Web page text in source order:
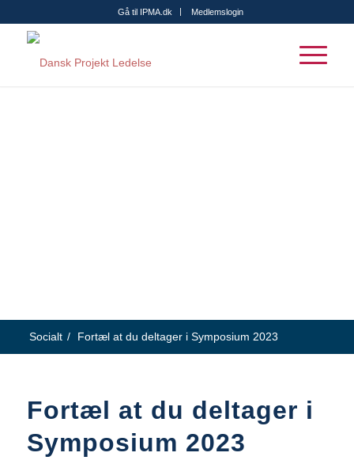
Gå til IPMA.dk Medlemslogin
Socialt / Fortæl at du deltager i Symposium 2023
Fortæl at du deltager i
Symposium 2023